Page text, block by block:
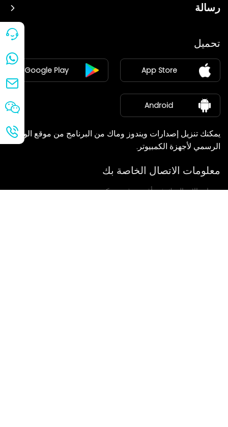
رسالة
ينضم
مركز الأخبار
معلومات عنا
تحميل
App Store
Google Play
Android
يمكنك تنزيل إصدارات ويندوز وماك من البرنامج من موقع الويب
الرسمي لأجهزة الكمبيوتر.
معلومات الاتصال الخاصة بك
سنعاود الاتصال بك في أقرب وقت ممكن.